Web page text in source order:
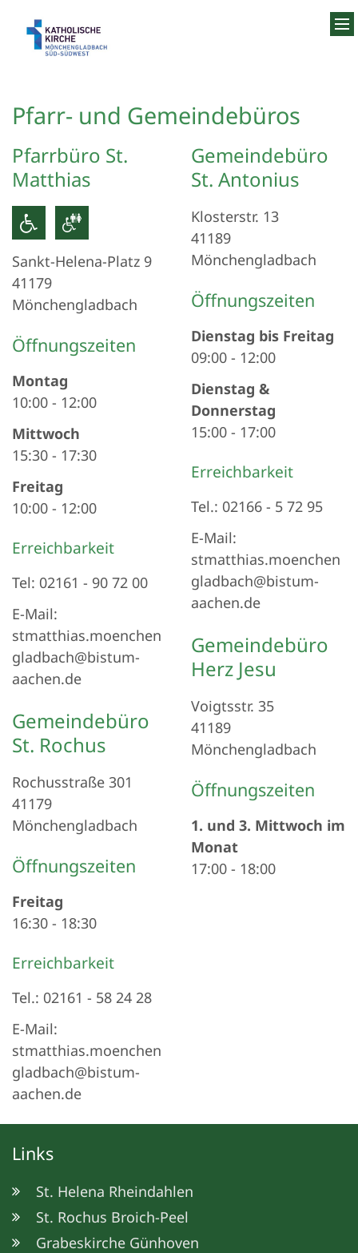
Pfarr- und Gemeindebüros
Pfarrbüro St.
Matthias
Sankt-Helena-Platz 9
41179
Mönchengladbach
Öffnungszeiten
Montag
10:00 - 12:00
Mittwoch
15:30 - 17:30
Freitag
10:00 - 12:00
Erreichbarkeit
Tel: 02161 - 90 72 00
E-Mail:
stmatthias.moenchen
gladbach@bistum-
aachen.de
Gemeindebüro
St. Rochus
Rochusstraße 301
41179
Mönchengladbach
Öffnungszeiten
Freitag
16:30 - 18:30
Erreichbarkeit
Tel.: 02161 - 58 24 28
E-Mail:
stmatthias.moenchen
gladbach@bistum-
aachen.de
Gemeindebüro
St. Antonius
Klosterstr. 13
41189
Mönchengladbach
Öffnungszeiten
Dienstag bis Freitag
09:00 - 12:00
Dienstag &
Donnerstag
15:00 - 17:00
Erreichbarkeit
Tel.: 02166 - 5 72 95
E-Mail:
stmatthias.moenchen
gladbach@bistum-
aachen.de
Gemeindebüro
Herz Jesu
Voigtsstr. 35
41189
Mönchengladbach
Öffnungszeiten
1. und 3. Mittwoch im
Monat
17:00 - 18:00
Links
St. Helena Rheindahlen
St. Rochus Broich-Peel
Grabeskirche Günhoven